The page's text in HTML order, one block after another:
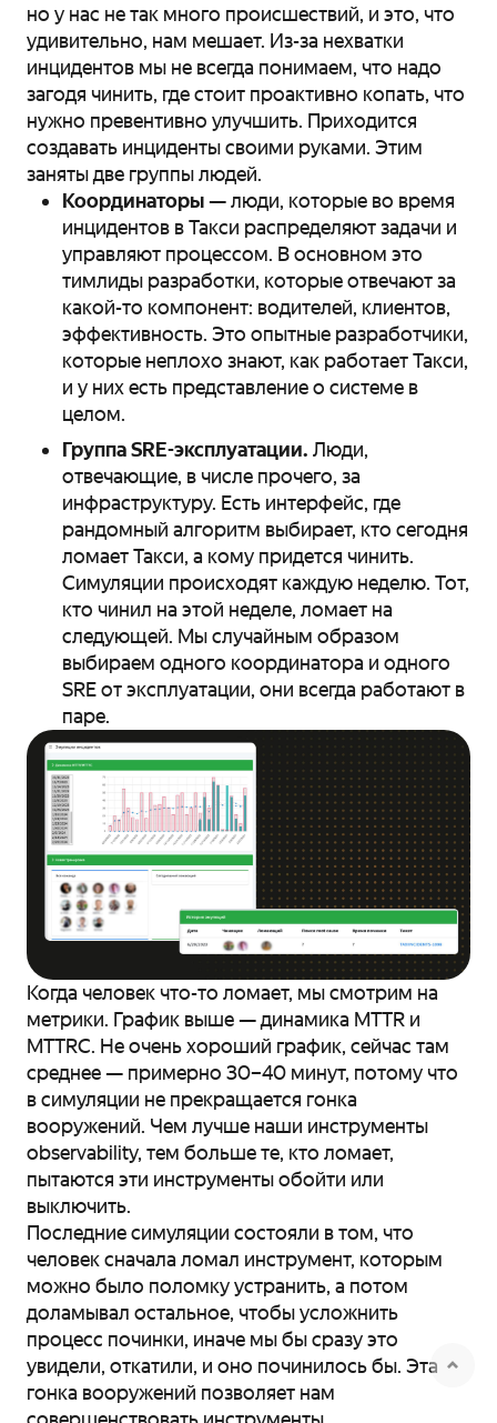
но у нас не так много происшествий, и это, что
удивительно, нам мешает. Из-за нехватки
инцидентов мы не всегда понимаем, что надо
загодя чинить, где стоит проактивно копать, что
нужно превентивно улучшить. Приходится
создавать инциденты своими руками. Этим
заняты две группы людей.
Координаторы— люди, которые во время
инцидентов в Такси распределяют задачи и
управляют процессом. В основном это
тимлиды разработки, которые отвечают за
какой-то компонент: водителей, клиентов,
эффективность. Это опытные разработчики,
которые неплохо знают, как работает Такси,
и у них есть представление о системе в
целом.
Группа SRE-эксплуатации. Люди,
отвечающие, в числе прочего, за
инфраструктуру. Есть интерфейс, где
рандомный алгоритм выбирает, кто сегодня
ломает Такси, а кому придется чинить.
Симуляции происходят каждую неделю. Тот,
кто чинил на этой неделе, ломает на
следующей. Мы случайным образом
выбираем одного координатора и одного
SRE от эксплуатации, они всегда работают в
паре.
Когда человек что-то ломает, мы смотрим на
метрики. График выше — динамика MTTR и
MTTRC. Не очень хороший график, сейчас там
среднее — примерно 30–40 минут, потому что
в симуляции не прекращается гонка
вооружений. Чем лучше наши инструменты
observability, тем больше те, кто ломает,
пытаются эти инструменты обойти или
выключить.
Последние симуляции состояли в том, что
человек сначала ломал инструмент, которым
можно было поломку устранить, а потом
доламывал остальное, чтобы усложнить
процесс починки, иначе мы бы сразу это
увидели, откатили, и оно починилось бы. Эта
гонка вооружений позволяет нам